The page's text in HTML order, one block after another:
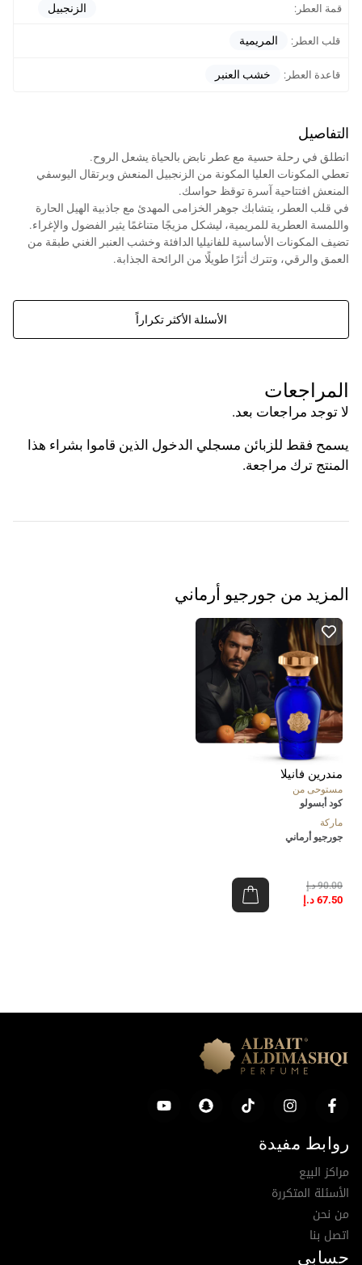
قمة العطر: الزنجبيل
قلب العطر: المريمية
قاعدة العطر: خشب العنبر
التفاصيل
انطلق في رحلة حسية مع عطر نابض بالحياة يشعل الروح.
تعطي المكونات العليا المكونة من الزنجبيل المنعش وبرتقال اليوسفي
المنعش افتتاحية آسرة توقظ حواسك.
في قلب العطر، يتشابك جوهر الخزامى المهدئ مع جاذبية الهيل الحارة
واللمسة العطرية للمريمية، ليشكل مزيجًا متناغمًا يثير الفضول والإغراء.
تضيف المكونات الأساسية للفانيليا الدافئة وخشب العنبر الغني طبقة من
العمق والرقي، وتترك أثرًا طويلًا من الرائحة الجذابة.
الأسئلة الأكثر تكراراً
المراجعات
لا توجد مراجعات بعد.
يسمح فقط للزبائن مسجلي الدخول الذين قاموا بشراء هذا
المنتج ترك مراجعة.
المزيد من جورجيو أرماني
مندرين فانيلا
مستوحى من
كود أبسولو
ماركة
جورجيو أرماني
90.00 د.إ
67.50 د.إ
روابط مفيدة
مراكز البيع
الأسئلة المتكررة
من نحن
اتصل بنا
حسابي
لا ، سوف تحصل على زجاجة عطر مصنعة من قبل البيت الدمشقي للعطور